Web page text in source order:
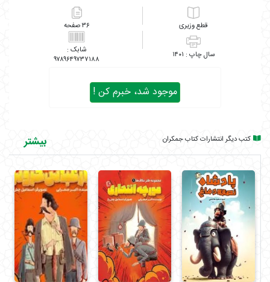
وزیری ۳۶
۱۴۰۱ ۹۷۸۹۶۴۹۷۳۷۱۸۸
موجود شد، خبرم کن !
کتب دیگر انتشارات کتاب جمکران بیشتر